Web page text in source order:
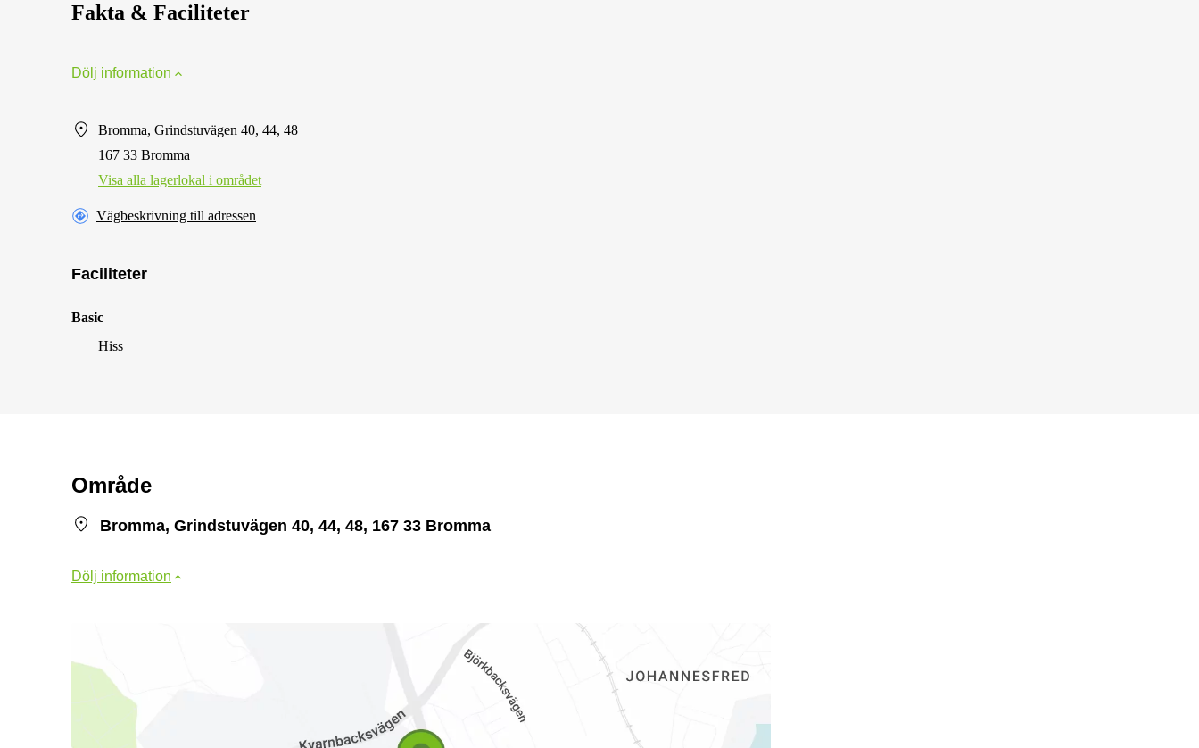
Fakta & Faciliteter
Dölj information
Bromma, Grindstuvägen 40, 44, 48
167 33 Bromma
Visa alla lagerlokal i området
Vägbeskrivning till adressen
Faciliteter
Basic
Hiss
Område
Bromma, Grindstuvägen 40, 44, 48, 167 33 Bromma
Dölj information